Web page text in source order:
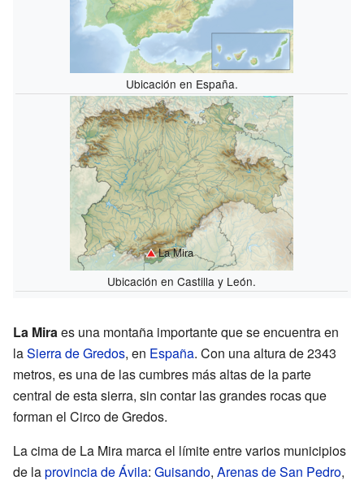
Ubicación en España.
La Mira
Ubicación en Castilla y León.
La Miraes una montaña importante que se encuentra en
laSierra de Gredos, en España. Con una altura de 2343
metros, es una de las cumbres más altas de la parte
central de esta sierra, sin contar las grandes rocas que
forman el Circo de Gredos.
La cima de La Mira marca el límite entre varios municipios
de laprovincia de Ávila: Guisando, Arenas de San Pedro,